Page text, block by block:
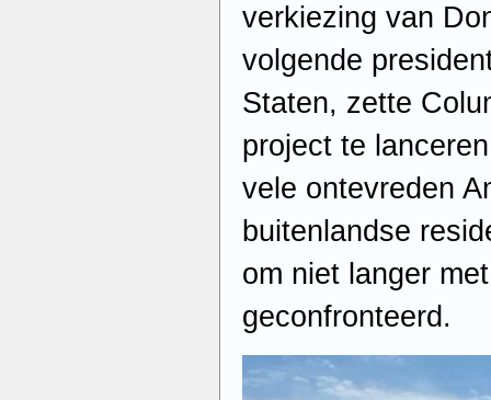
verkiezing van
volgende
Staten, zette
project te
vele ontevreden
buitenlandse
om niet langer
geconfronteerd.